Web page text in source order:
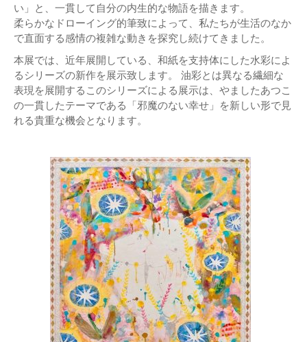
い」と、一貫して自分の内生的な物語を描きます。
柔らかなドローイング的筆致によって、私たちが生活のなか
で直面する感情の複雑な動きを探究し続けてきました。
本展では、近年展開している、和紙を支持体にした水彩によ
るシリーズの新作を展示致します。 油彩とは異なる繊細な
表現を展開するこのシリーズによる展示は、やましたあつこ
の一貫したテーマである「邪魔のない幸せ」を新しい形で見
れる貴重な機会となります。